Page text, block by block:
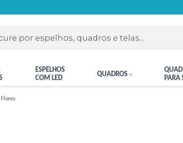
ESPELHOS
COM LED
QUADROS
PARA
Flores